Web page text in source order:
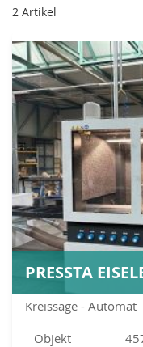
2 Artikel
Kreissäge - Automat
PRESSTA
Objekt